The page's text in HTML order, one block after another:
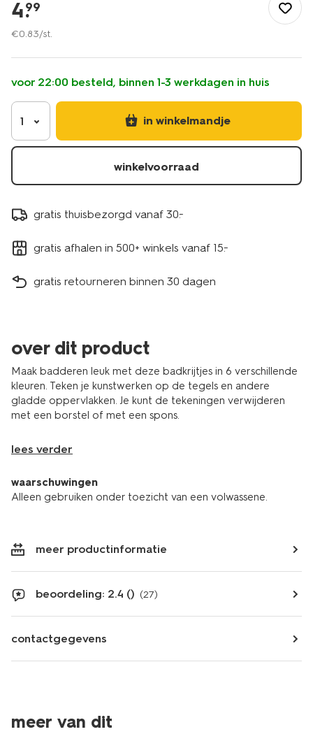
verzorging/kinderverzorging/badkrijtjes-
-
stuks-
4.
99
€0.83/st.
voor 22:00 besteld, binnen 1-3 werkdagen in huis
1 in winkelmandje
winkelvoorraad
gratis thuisbezorgd vanaf 30.-
gratis afhalen in 500+ winkels vanaf 15.-
gratis retourneren binnen 30 dagen
over dit product
Maak badderen leuk met deze badkrijtjes in 6 verschillende
kleuren. Teken je kunstwerken op de tegels en andere
gladde oppervlakken. Je kunt de tekeningen verwijderen
met een borstel of met een spons.
lees verder
waarschuwingen
Alleen gebruiken onder toezicht van een volwassene.
meer productinformatie
beoordeling: 2.4 () (27)
contactgegevens
meer van dit
2+1 gratis